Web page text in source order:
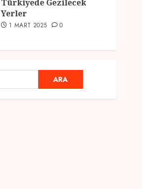
Türkiyede Gezilecek
Yerler
1 MART 2025 0
Ramazan Ayı 2025:
Manevi Atmosfer ve Özel
Hazırlıklar
ARA